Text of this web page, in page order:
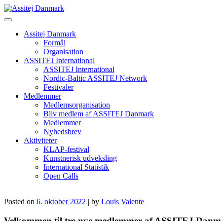
Skip
to
Assitej Danmark
Formål
Organisation
ASSITEJ International
ASSITEJ International
Nordic-Baltic ASSITEJ Network
Festivaler
Medlemmer
Medlemsorganisation
Bliv medlem af ASSITEJ Danmark
Medlemmer
Nyhedsbrev
Aktiviteter
KLAP-festival
Kunstnerisk udveksling
International Statistik
Open Calls
Posted on 6. oktober 2022 | by Louis Valente